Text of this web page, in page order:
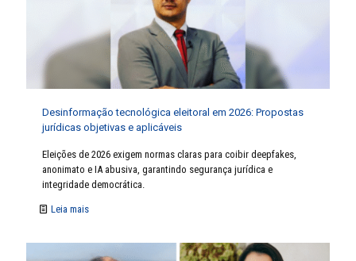
Desinformação tecnológica eleitoral em 2026: Propostas
jurídicas objetivas e aplicáveis
Eleições de 2026 exigem normas claras para coibir deepfakes,
anonimato e IA abusiva, garantindo segurança jurídica e
integridade democrática.
Leia mais